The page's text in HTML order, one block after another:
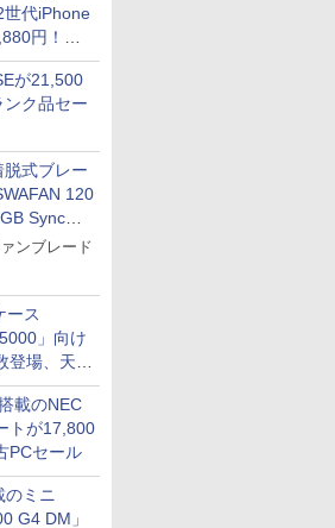
代iPhone
円！中
ル
が21,500
ク品セー
式ブレー
120
Sync」
ンブレード
ース
」向け
場、天然
コネクタ対
載のNEC
トが17,800
PCセール
のミニ
G4 DM」
fabli
Informa